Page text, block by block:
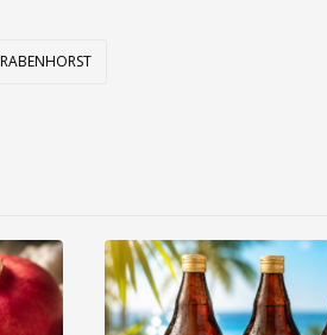
RABENHORST